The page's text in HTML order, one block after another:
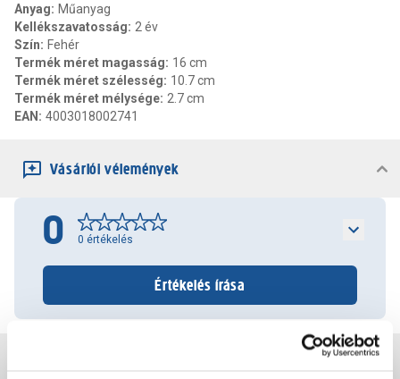
Anyag: Műanyag
Kellékszavatosság: 2 év
Szín: Fehér
Termék méret magasság: 16 cm
Termék méret szélesség: 10.7 cm
Termék méret mélysége: 2.7 cm
EAN : 4003018002741
Vásárlói vélemények
0 0 értékelés
Értékelés írása